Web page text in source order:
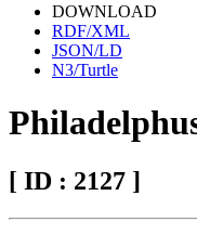
DOWNLOAD
RDF/XML
JSON/LD
N3/Turtle
[ ID : 2127 ]